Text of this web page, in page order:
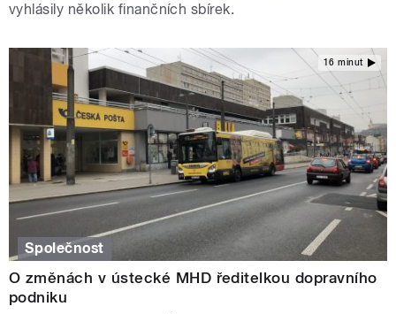
vyhlásily několik finančních sbírek.
16 minut
Společnost
O změnách v ústecké MHD ředitelkou dopravního
podniku